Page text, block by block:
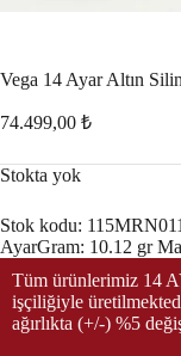
Vega 14 Ayar Altın
74.499,00 ₺
Stokta yok
Stok kodu:
AyarGram: 10.12 gr
Tüm ürünlerimiz 14
işçiliğiyle
ağırlıkta (+/-) %5